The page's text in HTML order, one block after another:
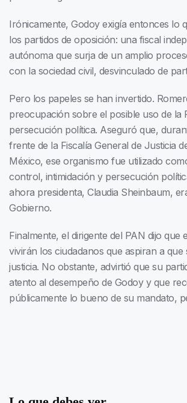
Irónicamente, Godoy exigía entonces lo
los partidos de oposición: una fiscal
autónoma que surja de un amplio
con la sociedad civil, desvinculado de
Pero los papeles se han invertido.
preocupación sobre el posible uso de la
persecución política. Aseguró que,
frente de la Fiscalía General de Justicia
México, ese organismo fue utilizado
control, intimidación y persecución
ahora presidenta, Claudia Sheinbaum,
Gobierno.
Finalmente, el dirigente del PAN dijo que
vivirán los ciudadanos que aspiran a que
justicia. No obstante, advirtió que su
atento al desempeño de Godoy y que
públicamente lo bueno de su mandato,